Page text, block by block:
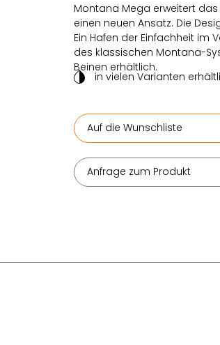
Montana Mega erweitert
einen neuen Ansatz. Die
Ein Hafen der Einfachheit im
des klassischen Montana-
Beinen erhältlich.
in vielen Varianten
Auf die Wunschliste
Anfrage zum Produkt